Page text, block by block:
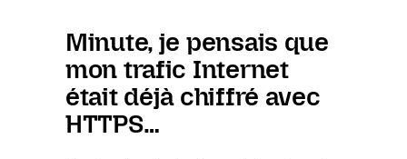
Minute, je pensais que
mon trafic Internet
était déjà chiffré avec
HTTPS…